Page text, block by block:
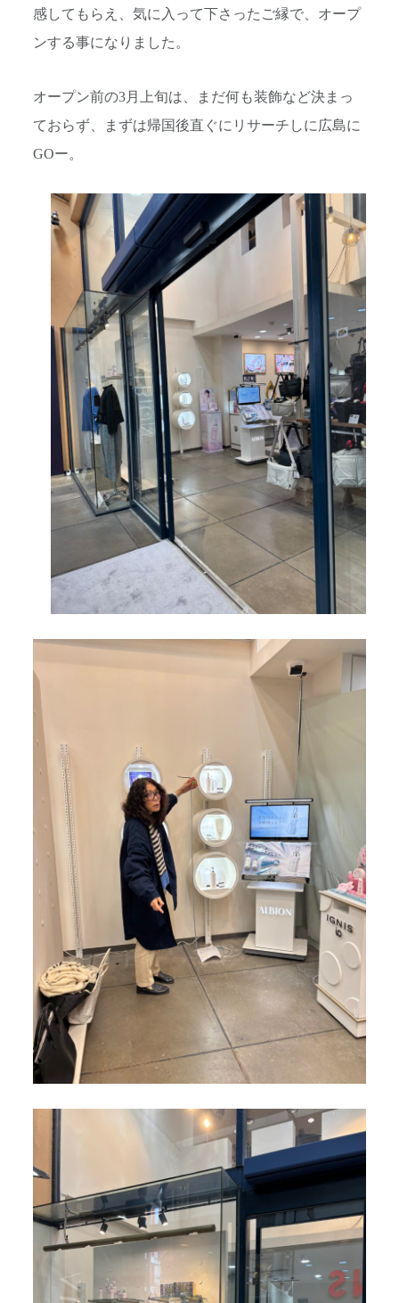
感してもらえ、気に入って下さったご縁で、オープ
ンする事になりました。
オープン前の3月上旬は、まだ何も装飾など決まっ
ておらず、まずは帰国後直ぐにリサーチしに広島に
GOー。